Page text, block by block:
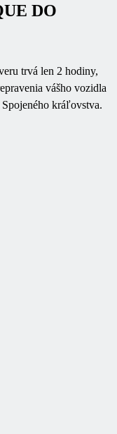
DO
trvá len 2 hodiny,
vášho vozidla
kráľovstva.